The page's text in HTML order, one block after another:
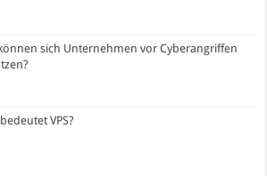
sich Unternehmen vor Cyberangriffen
VPS?